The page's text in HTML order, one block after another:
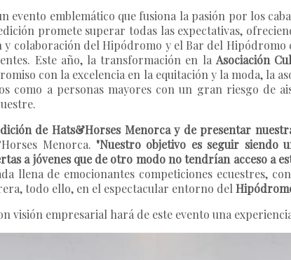
evento emblemático que fusiona la pasión por los
promete superar todas las expectativas,
colaboración del Hipódromo y el Bar del Hipódromo
Este año, la transformación en la Asociación
con la excelencia en la equitación y la moda, la
como a personas mayores con un gran riesgo de
de Hats&Horses Menorca y de presentar
Menorca. "Nuestro objetivo es seguir
a jóvenes que de otro modo no tendrían acceso a
llena de emocionantes competiciones ecuestres,
todo ello, en el espectacular entorno del
visión empresarial hará de este evento una